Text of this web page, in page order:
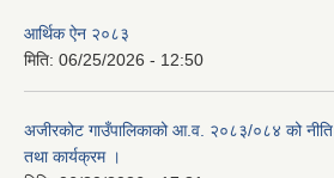
आर्थिक ऐन २०८३
मिति: 06/25/2026 - 12:50
अजीरकोट गाउँपालिकाको आ.व. २०८३/०८४ को नीति
तथा कार्यक्रम ।